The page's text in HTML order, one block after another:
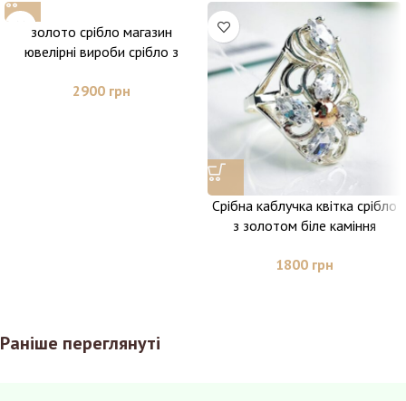
золото срібло магазин
ювелірні вироби срібло з
з золотом
2900 грн
Срібна каблучка квітка срібло
з золотом біле каміння
виробника
1800 грн
Раніше переглянуті